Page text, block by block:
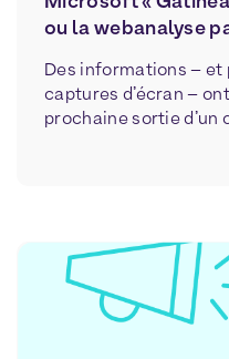
ou la webanalyse
Des informations –
captures d’écran –
prochaine sortie d’un